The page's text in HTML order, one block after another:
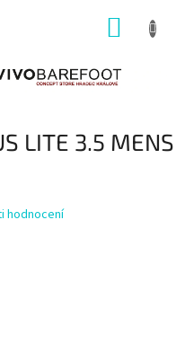
LITE 3.5 MENS
hodnocení